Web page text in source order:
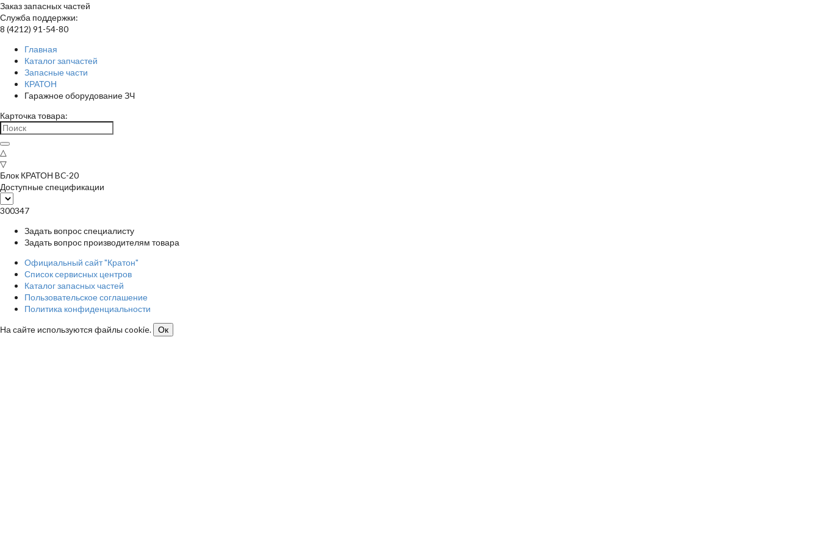
Заказ запасных частей
Служба поддержки:
8 (4212) 91-54-80
Главная
Каталог запчастей
Запасные части
КРАТОН
Гаражное оборудование ЗЧ
Карточка товара:
△
▽
Блок КРАТОН BC-20
Доступные спецификации
300347
Задать вопрос специалисту
Задать вопрос производителям товара
Официальный сайт "Кратон"
Список сервисных центров
Каталог запасных частей
Пользовательское соглашение
Политика конфиденциальности
На сайте используются файлы cookie.
Ок